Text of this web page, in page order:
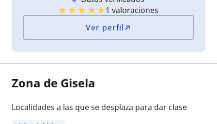
★★★★★1 valoraciones
Ver perfil
Zona de Gisela
Localidades a las que se desplaza para dar clase